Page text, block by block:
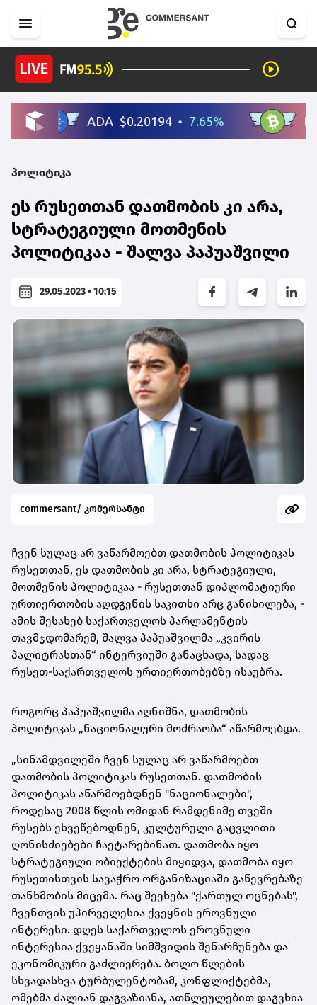
პოლიტიკა
ეს რუსეთთან დათმობის კი არა,
სტრატეგიული მოთმენის
პოლიტიკაა - შალვა პაპუაშვილი
29.05.2023 • 10:15
commersant/ კომერსანტი
ჩვენ სულაც არ ვაწარმოებთ დათმობის პოლიტიკას
რუსეთთან, ეს დათმობის კი არა, სტრატეგიული,
მოთმენის პოლიტიკაა - რუსეთთან დიპლომატიური
ურთიერთობის აღდგენის საკითხი არც განიხილება, -
ამის შესახებ საქართველოს პარლამენტის
თავმჯდომარემ, შალვა პაპუაშვილმა „კვირის
პალიტრასთან“ ინტერვიუში განაცხადა, სადაც
რუსეთ-საქართველოს ურთიერთობებზე ისაუბრა.
როგორც პაპუაშვილმა აღნიშნა, დათმობის
პოლიტიკას „ნაციონალური მოძრაობა“ აწარმოებდა.
„სინამდვილეში ჩვენ სულაც არ ვაწარმოებთ
დათმობის პოლიტიკას რუსეთთან. დათმობის
პოლიტიკას აწარმოებდნენ "ნაციონალები",
როდესაც 2008 წლის ომიდან რამდენიმე თვეში
რუსებს ეხვეწებოდნენ, კულტურული გაცვლითი
ღონისძიებები ჩაეტარებინათ. დათმობა იყო
სტრატეგიული ობიექტების მიყიდვა, დათმობა იყო
რუსეთისთვის სავაჭრო ორგანიზაციაში გაწევრებაზე
თანხმობის მიცემა. რაც შეეხება "ქართულ ოცნებას",
ჩვენთვის უპირველესია ქვეყნის ეროვნული
ინტერესი. დღეს საქართველოს ეროვნული
ინტერესია ქვეყანაში სიმშვიდის შენარჩუნება და
ეკონომიკური გაძლიერება. ბოლო წლების
სხვადასხვა ტურბულენტობამ, კონფლიქტებმა,
ომებმა ძალიან დაგვაზიანა, ათწლეულებით დაგვხია